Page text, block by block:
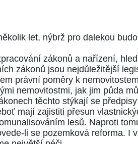
let, nýbrž pro dalekou
zákonů a nařízení,
zákonů jsou nejdůležitější
právní poměry k
nemovitostmi, jak jim půda
těchto stýkají se
mají zajistiti přesun
lesů. Naproti
li se pozemková reforma. I